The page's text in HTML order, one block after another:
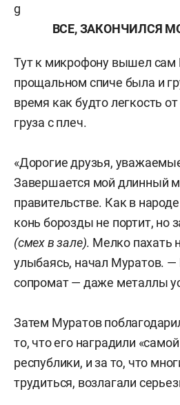
ВСЕ, ЗАКОНЧИЛСЯ
Тут к микрофону вышел сам
прощальном спиче была и
время как будто легкость
груза с плеч.
«Дорогие друзья,
Завершается мой длинный
правительстве. Как в
конь борозды не портит, но
(смех в зале). Мелко пахать
улыбаясь, начал Муратов. —
сопромат — даже металлы
Затем Муратов
то, что его наградили
республики, и за то, что
трудиться, возлагали